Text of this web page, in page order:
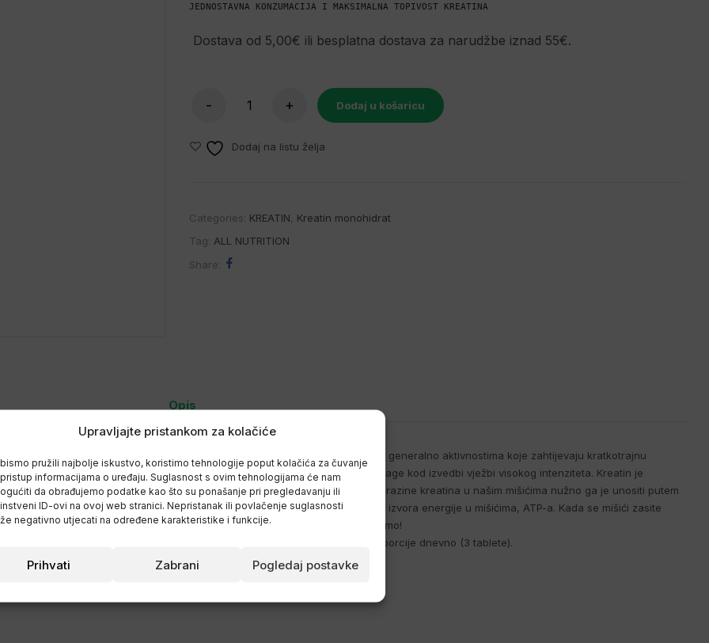
Upravljajte pristankom za kolačiće
pružili najbolje iskustvo, koristimo tehnologije poput kolačića za čuvanje
informacijama o uređaju. Suglasnost s ovim tehnologijama će nam
da obrađujemo podatke kao što su ponašanje pri pregledavanju ili
ID-ovi na ovoj web stranici. Nepristanak ili povlačenje suglasnosti
negativno utjecati na određene karakteristike i funkcije.
Prihvati Zabrani Pogledaj postavke
JEDNOSTAVNA KONZUMACIJA I MAKSIMALNA TOPIVOST KREATINA
Dostava od 5,00€ ili besplatna dostava za narudžbe iznad 55€.
Dodaj u košaricu
Dodaj na listu želja
Categories: KREATIN
Kreatin monohidrat
Tag: ALL NUTRITION
Share
Opis
prehrani kada govorimo o bodybuildingu/fitnessu , treninzima snage ili generalno aktivnostima koje zahtijevaju kratkotrajnu
dokazana djelotvornost na povećanje mišićne mase te povećanje snage kod izvedbi vježbi visokog intenziteta. Kreatin je
no ne u količinama kako bi osjetili njegove benefite. Ako želimo povisiti razine kreatina u našim mišićima nužno ga je unositi putem
kreatin fosfat koji je visokoenergetski metabolit za regeneraciju osnovnog izvora energije u mišićima, ATP-a. Kada se mišići zasite
koji kilogram tjelesne mase, no to je bezmasna masa kakvu zapravo želimo!
200 ml vode. Konzumirajte odmah nakon pripreme. Ne uzimajte više od 3 porcije dnevno (3 tablete).